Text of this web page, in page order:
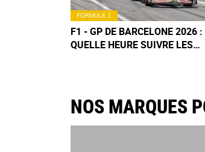
FORMULE 1
F1 - GP DE BARCELONE 2026
QUELLE HEURE SUIVRE LES
NOS MARQUES